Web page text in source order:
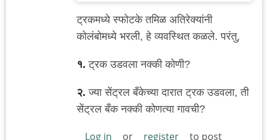
ट्रकमध्ये स्फोटके तमिळ अतिरेक्यांनी
कोलंबोमध्ये भरली, हे व्यवस्थित कळले. परंतु,
१. ट्रक उडवला नक्की कोणी?
२. ज्या सेंट्रल बँकेच्या दारात ट्रक उडवला, ती
सेंट्रल बँक नक्की कोणत्या गावची?
Log in or register
to post